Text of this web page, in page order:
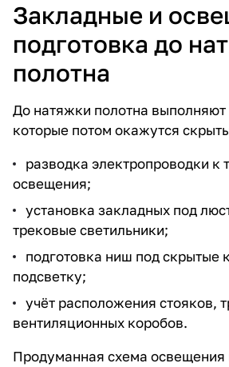
Закладные и
подготовка до
полотна
До натяжки полотна выполняют
которые потом окажутся
разводка электропроводки к
освещения;
установка закладных под
трековые светильники;
подготовка ниш под скрытые
подсветку;
учёт расположения стояков,
вентиляционных коробов.
Продуманная схема освещения